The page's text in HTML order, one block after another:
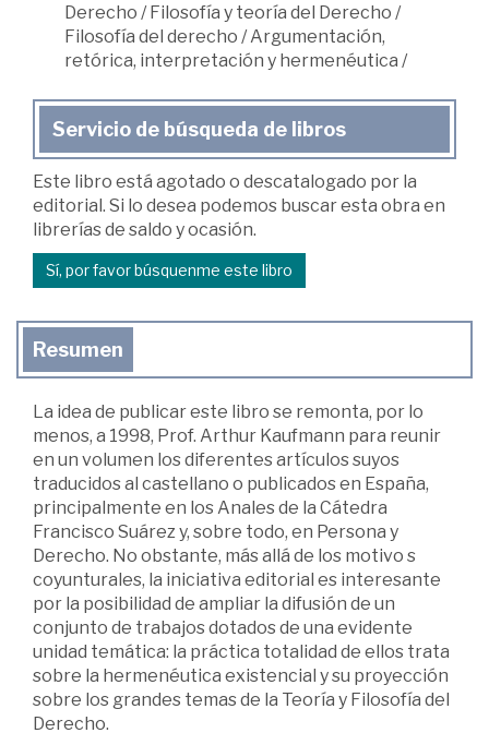
Derecho /Filosofía y teoría del Derecho /
Filosofía del derecho /Argumentación,
retórica, interpretación y hermenéutica /
Servicio de búsqueda de libros
Este libro está agotado o descatalogado por la
editorial. Si lo desea podemos buscar esta obra en
librerías de saldo y ocasión.
Sí, por favor búsquenme este libro
Resumen
La idea de publicar este libro se remonta, por lo
menos, a 1998, Prof. Arthur Kaufmann para reunir
en un volumen los diferentes artículos suyos
traducidos al castellano o publicados en España,
principalmente en los Anales de la Cátedra
Francisco Suárez y, sobre todo, en Persona y
Derecho. No obstante, más allá de los motivo s
coyunturales, la iniciativa editorial es interesante
por la posibilidad de ampliar la difusión de un
conjunto de trabajos dotados de una evidente
unidad temática: la práctica totalidad de ellos trata
sobre la hermenéutica existencial y su proyección
sobre los grandes temas de la Teoría y Filosofía del
Derecho.